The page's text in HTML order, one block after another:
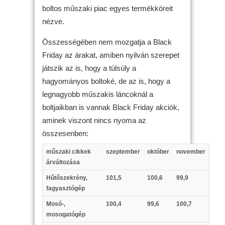
boltos műszaki piac egyes termékköreit
nézve.
Összességében nem mozgatja a Black
Friday az árakat, amiben nyilván szerepet
játszik az is, hogy a túlsúly a
hagyományos boltoké, de az is, hogy a
legnagyobb műszakis láncoknál a
boltjaikban is vannak Black Friday akciók,
aminek viszont nincs nyoma az
összesenben:
műszaki cikkek
árváltozása
szeptember október november
Hűtőszekrény,
fagyasztógép
101,5 100,6 99,9
Mosó-,
mosogatógép
100,4 99,6 100,7